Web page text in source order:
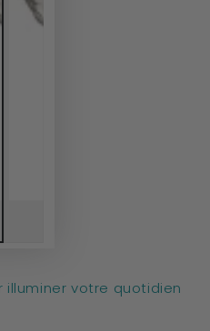
illuminer votre quotidien